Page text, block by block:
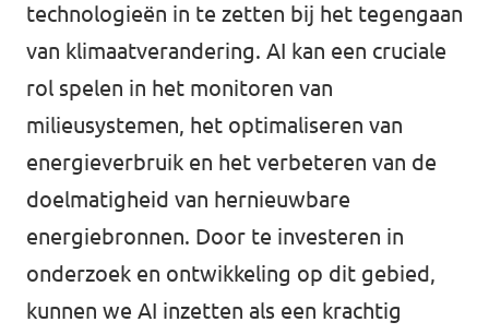
technologieën in te zetten bij het tegengaan
van klimaatverandering. AI kan een cruciale
rol spelen in het monitoren van
milieusystemen, het optimaliseren van
energieverbruik en het verbeteren van de
doelmatigheid van hernieuwbare
energiebronnen. Door te investeren in
onderzoek en ontwikkeling op dit gebied,
kunnen we AI inzetten als een krachtig